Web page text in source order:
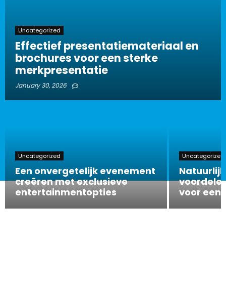
Uncategorized
Effectief presentatiemateriaal en
brochures voor een sterke
merkpresentatie
January 30, 2026
Uncategorized
Een onvergetelijk evenement
creëren met exclusieve
entertainmentopties
Uncategorized
voor een